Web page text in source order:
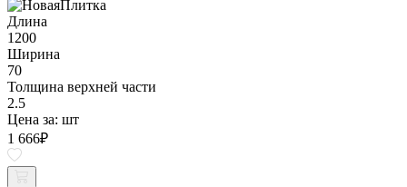
Длина
1200
Ширина
70
Толщина верхней части
2.5
Цена за: шт
1 666₽